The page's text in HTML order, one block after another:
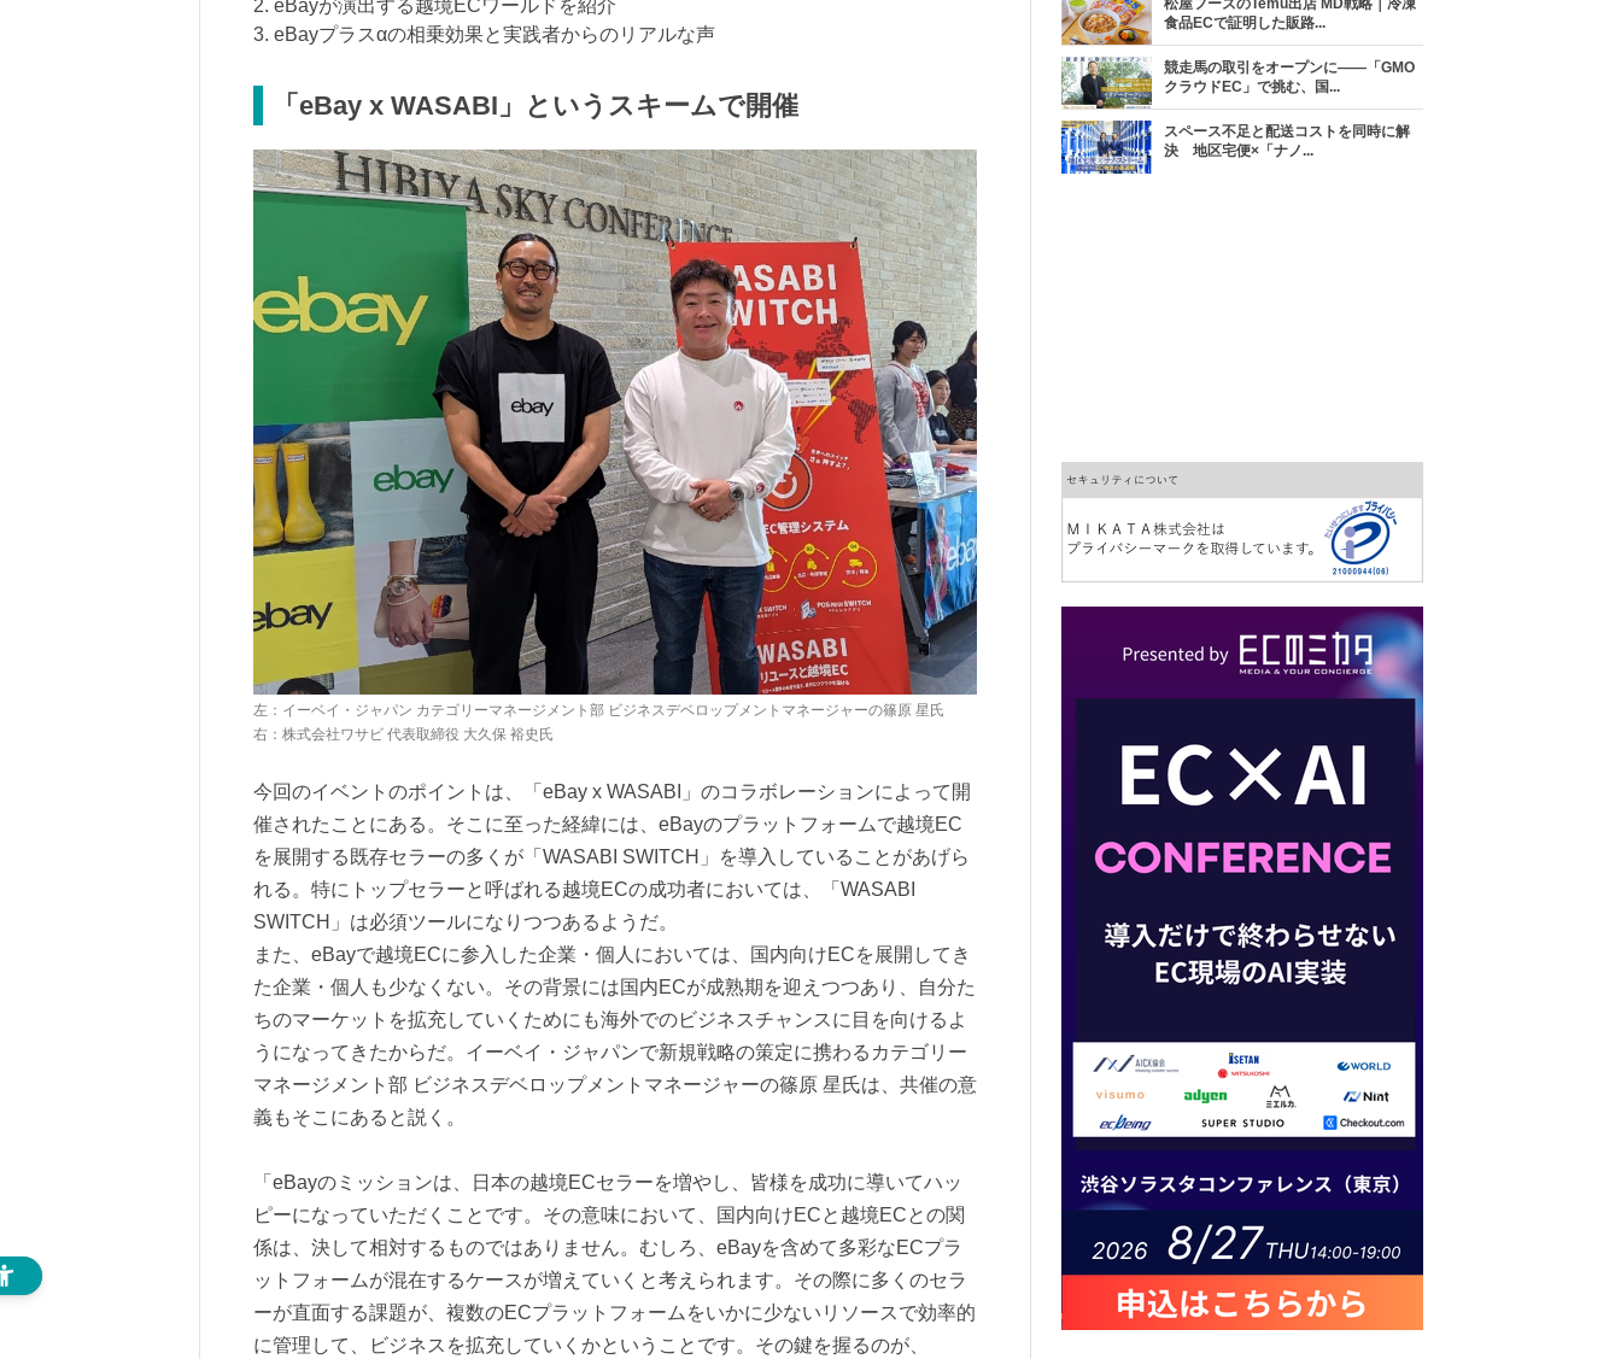
2. eBayが演出する越境ECワールドを紹介
3. eBayプラスαの相乗効果と実践者からのリアルな声
「eBay x WASABI」というスキームで開催
左：イーベイ・ジャパン カテゴリーマネージメント部 ビジネスデベロップメントマネージャーの篠原 星氏
右：株式会社ワサビ 代表取締役 大久保 裕史氏
今回のイベントのポイントは、「eBay x WASABI」のコラボレーションによって開
催されたことにある。そこに至った経緯には、eBayのプラットフォームで越境EC
を展開する既存セラーの多くが「WASABI SWITCH」を導入していることがあげら
れる。特にトップセラーと呼ばれる越境ECの成功者においては、「WASABI
SWITCH」は必須ツールになりつつあるようだ。
また、eBayで越境ECに参入した企業・個人においては、国内向けECを展開してき
た企業・個人も少なくない。その背景には国内ECが成熟期を迎えつつあり、自分た
ちのマーケットを拡充していくためにも海外でのビジネスチャンスに目を向けるよ
うになってきたからだ。イーベイ・ジャパンで新規戦略の策定に携わるカテゴリー
マネージメント部 ビジネスデベロップメントマネージャーの篠原 星氏は、共催の意
義もそこにあると説く。
「eBayのミッションは、日本の越境ECセラーを増やし、皆様を成功に導いてハッ
ピーになっていただくことです。その意味において、国内向けECと越境ECとの関
係は、決して相対するものではありません。むしろ、eBayを含めて多彩なECプラ
ットフォームが混在するケースが増えていくと考えられます。その際に多くのセラ
ーが直面する課題が、複数のECプラットフォームをいかに少ないリソースで効率的
に管理して、ビジネスを拡充していくかということです。その鍵を握るのが、
松屋フーズのTemu出店 MD戦略｜冷凍
食品ECで証明した販路...
競走馬の取引をオープンに――「GMO
クラウドEC」で挑む、国...
スペース不足と配送コストを同時に解
決 地区宅便×「ナノ...